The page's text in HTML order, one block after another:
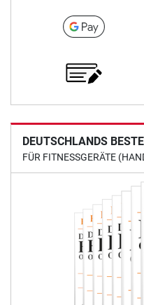
DEUTSCHLANDS
FÜR FITNESSGERÄTE